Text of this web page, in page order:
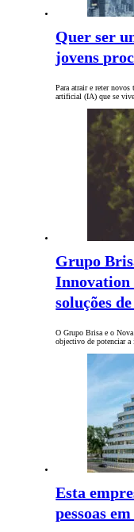
Quer ser
jovens
Para atrair e reter
artificial (IA) que se
Grupo
Innovation
soluções
O Grupo Brisa e o
objectivo de potenciar
Esta
pessoas